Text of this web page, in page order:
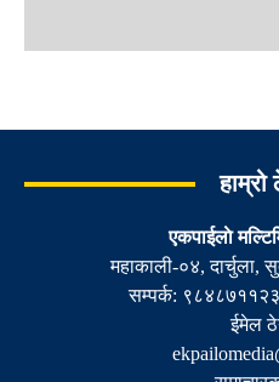
हाम्रो
एकपाईलाे
महाकाली-०४, दार्चुला,
सम्पर्क:
ईमेल